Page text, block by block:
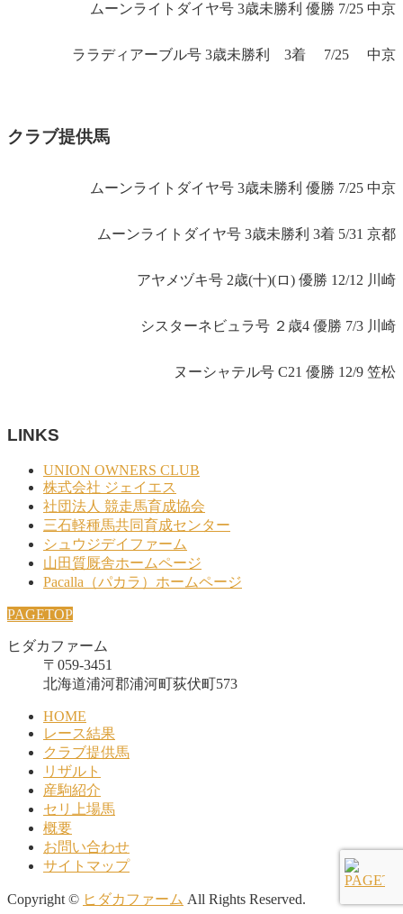
ムーンライトダイヤ号 3歳未勝利 優勝 7/25 中京
ララディアーブル号 3歳未勝利 3着 7/25 中京
クラブ提供馬
ムーンライトダイヤ号 3歳未勝利 優勝 7/25 中京
ムーンライトダイヤ号 3歳未勝利 3着 5/31 京都
アヤメヅキ号 2歳(十)(ロ) 優勝 12/12 川崎
シスターネビュラ号 ２歳4 優勝 7/3 川崎
ヌーシャテル号 C21 優勝 12/9 笠松
LINKS
UNION OWNERS CLUB
株式会社 ジェイエス
社団法人 競走馬育成協会
三石軽種馬共同育成センター
シュウジデイファーム
山田質厩舎ホームページ
Pacalla（パカラ）ホームページ
PAGETOP
ヒダカファーム
〒059-3451
北海道浦河郡浦河町荻伏町573
HOME
レース結果
クラブ提供馬
リザルト
産駒紹介
セリ上場馬
概要
お問い合わせ
サイトマップ
Copyright © ヒダカファーム All Rights Reserved.